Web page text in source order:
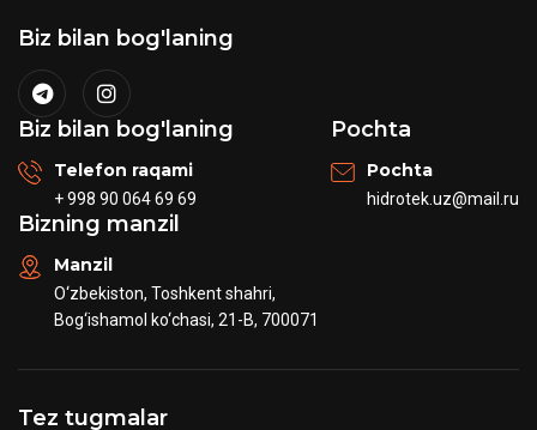
Biz bilan bog'laning
Biz bilan bog'laning
Telefon raqami
+ 998 90 064 69 69
Pochta
Pochta
hidrotek.uz@mail.ru
Bizning manzil
Manzil
O‘zbekiston, Toshkent shahri,
Bog‘ishamol ko‘chasi, 21-B, 700071
Tez tugmalar